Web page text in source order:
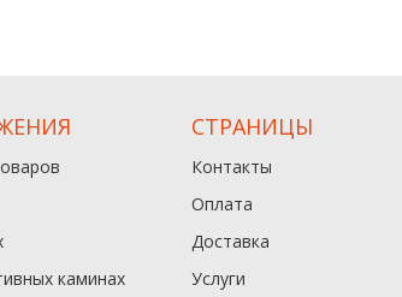
каминах
СТРАНИЦЫ
Контакты
Оплата
Доставка
Услуги